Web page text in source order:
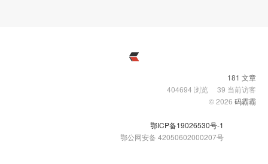
181 文章
404694 浏览 39 当前访客
© 2026 码霸霸
鄂ICP备19026530号-1
鄂公网安备 42050602000207号